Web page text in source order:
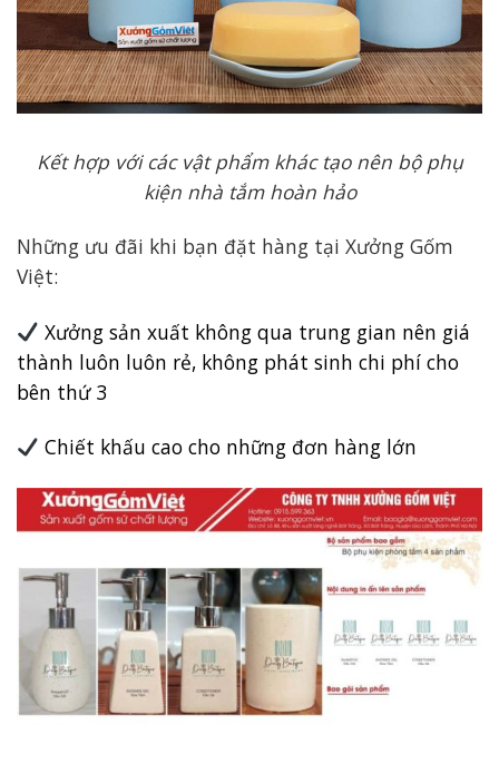
Kết hợp với các vật phẩm khác tạo nên bộ phụ
kiện nhà tắm hoàn hảo
Những ưu đãi khi bạn đặt hàng tại Xưởng Gốm
Việt:
Xưởng sản xuất không qua trung gian nên giá
thành luôn luôn rẻ, không phát sinh chi phí cho
bên thứ 3
Chiết khấu cao cho những đơn hàng lớn